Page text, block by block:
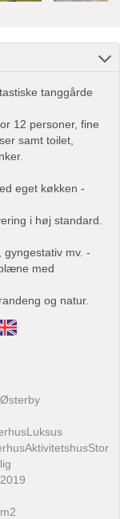
tanggårde
12 personer, fine
samt toilet,
eget køkken -
i høj standard.
mv. -
med
og natur.